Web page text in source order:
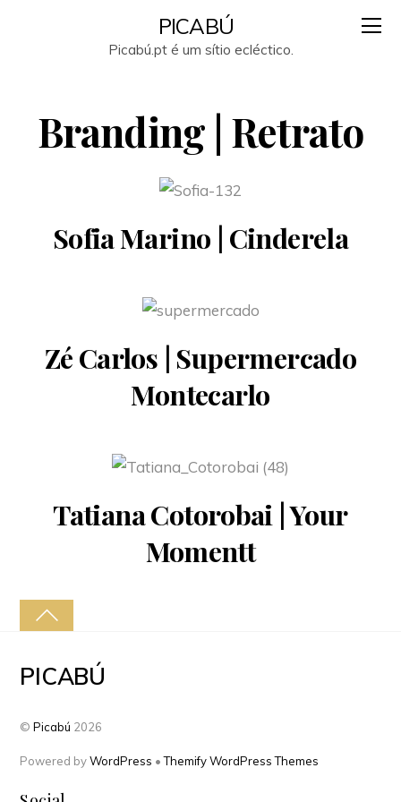
PICABÚ
Picabú.pt é um sítio ecléctico.
Branding | Retrato
Sofia Marino | Cinderela
Zé Carlos | Supermercado
Montecarlo
Tatiana Cotorobai | Your
Momentt
PICABÚ
©Picabú 2026
Powered byWordPress •Themify WordPress Themes